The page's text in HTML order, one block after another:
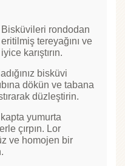
Bisküvileri rondodan
tereyağını ve
karıştırın.
bisküvi
dökün ve tabana
düzleştirin.
kapta yumurta
çırpın. Lor
ve homojen bir